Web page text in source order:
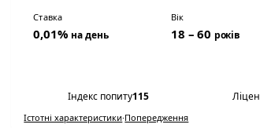
Ставка
0,01% на день
Вік
18 – 60 років
Індекс попиту115
Істотні характеристики·Попередження